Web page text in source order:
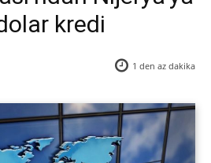
kredi
1 den az dakika